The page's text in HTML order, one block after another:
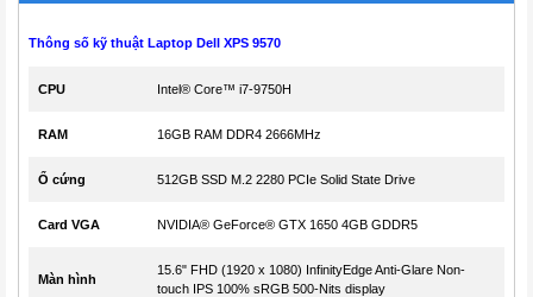
Thông số kỹ thuật Laptop Dell XPS 9570
CPU Intel® Core™ i7-9750H
RAM 16GB RAM DDR4 2666MHz
Ổ cứng 512GB SSD M.2 2280 PCIe Solid State Drive
Card VGA NVIDIA® GeForce® GTX 1650 4GB GDDR5
Màn hình
15.6" FHD (1920 x 1080) InfinityEdge Anti-Glare Non-
touch IPS 100% sRGB 500-Nits display